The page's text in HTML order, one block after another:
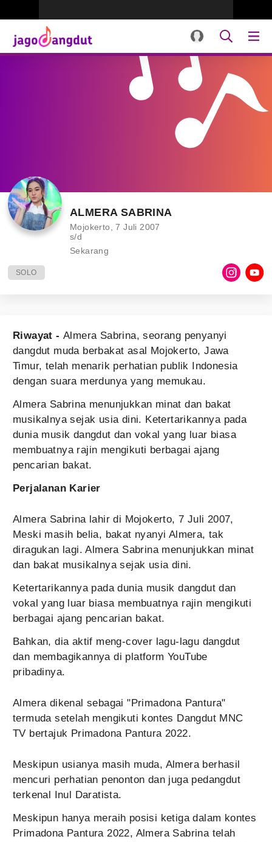
ALMERA SABRINA
Mojokerto, 7 Juli 2007
s/d
Sekarang
SOLO
Riwayat - Almera Sabrina, seorang penyanyi
dangdut muda berbakat asal Mojokerto, Jawa
Timur, telah menarik perhatian publik Indonesia
dengan suara merdunya yang memukau.
Almera Sabrina menunjukkan minat dan bakat
musikalnya sejak usia dini. Ketertarikannya pada
dunia musik dangdut dan vokal yang luar biasa
membuatnya rajin mengikuti berbagai ajang
pencarian bakat.
Perjalanan Karier
Almera Sabrina lahir di Mojokerto, 7 Juli 2007,
Meski masih belia, bakat nyanyi Almera, tak
diragukan lagi. Almera Sabrina menunjukkan minat
dan bakat musikalnya sejak usia dini.
Ketertarikannya pada dunia musik dangdut dan
vokal yang luar biasa membuatnya rajin mengikuti
berbagai ajang pencarian bakat.
Bahkan, dia aktif meng-cover lagu-lagu dangdut
dan membagikannya di platform YouTube
pribadinya.
Almera dikenal sebagai "Primadona Pantura"
termuda setelah mengikuti kontes Dangdut MNC
TV bertajuk Primadona Pantura 2022.
Meskipun usianya masih muda, Almera berhasil
mencuri perhatian penonton dan juga pedangdut
terkenal Inul Daratista.
Meskipun hanya meraih posisi ketiga dalam kontes
Primadona Pantura 2022, Almera Sabrina telah